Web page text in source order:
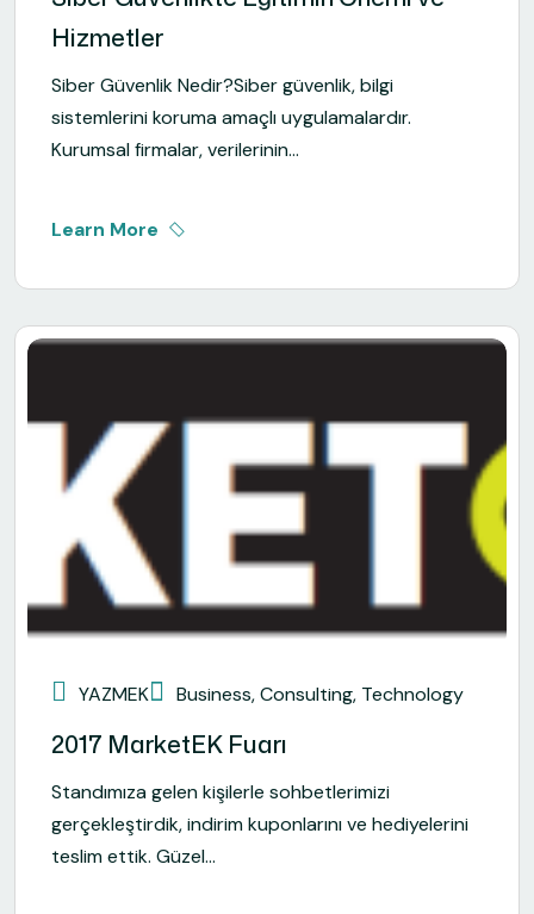
Hizmetler
Siber Güvenlik Nedir?Siber güvenlik, bilgi
sistemlerini koruma amaçlı uygulamalardır.
Kurumsal firmalar, verilerinin...
Learn More
YAZMEK Business,Consulting, Technology
2017 MarketEK Fuarı
Standımıza gelen kişilerle sohbetlerimizi
gerçekleştirdik, indirim kuponlarını ve hediyelerini
teslim ettik. Güzel...